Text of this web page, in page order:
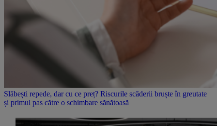
Slăbești repede, dar cu ce preț? Riscurile scăderii bruște în greutate
și primul pas către o schimbare sănătoasă